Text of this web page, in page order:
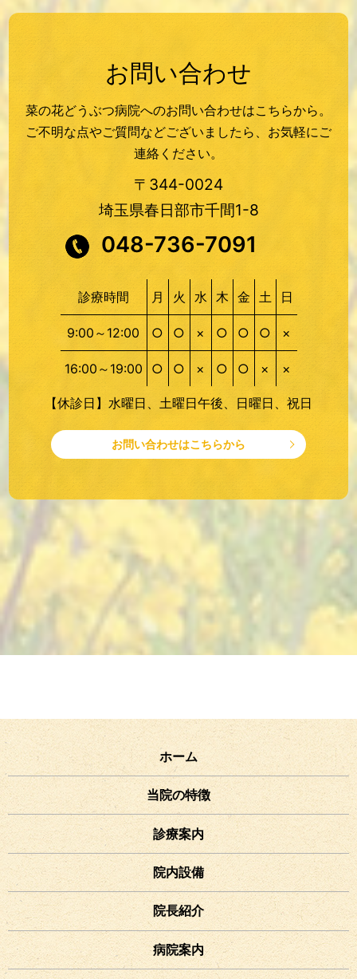
お問い合わせ
菜の花どうぶつ病院へのお問い合わせはこちらから。
ご不明な点やご質問などございましたら、お気軽にご
連絡ください。
〒344-0024
埼玉県春日部市千間1-8
048-736-7091
診療時間 月 火 水 木 金 土 日
9:00～12:00 ○ ○ × ○ ○ ○ ×
16:00～19:00 ○ ○ × ○ ○ × ×
【休診日】水曜日、土曜日午後、日曜日、祝日
お問い合わせはこちらから
ホーム
当院の特徴
診療案内
院内設備
院長紹介
病院案内